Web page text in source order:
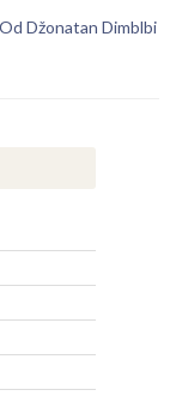
Džonatan Dimblbi